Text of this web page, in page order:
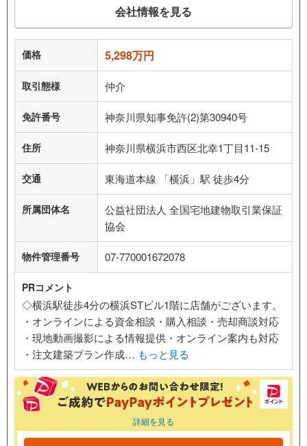
会社情報を見る
価格 5,298万円
取引態様 仲介
免許番号 神奈川県知事免許(2)第30940号
住所 神奈川県横浜市西区北幸1丁目11-15
交通 東海道本線 「横浜」駅 徒歩4分
所属団体名
公益社団法人 全国宅地建物取引業保証
協会
物件管理番号 07-770001672078
PRコメント
◇横浜駅徒歩4分の横浜STビル1階に店舗がございます。
・オンラインによる資金相談・購入相談・売却商談対応
・現地動画撮影による情報提供・オンライン案内も対応
・注文建築プラン作成… もっと見る
詳細を見る